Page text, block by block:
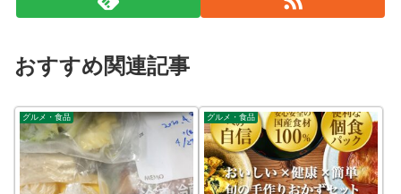
おすすめ関連記事
グルメ・食品 グルメ・食品